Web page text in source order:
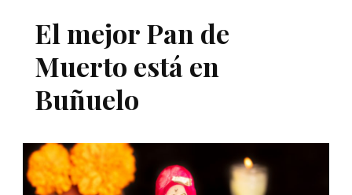
El mejor Pan de
Muerto está en
Buñuelo